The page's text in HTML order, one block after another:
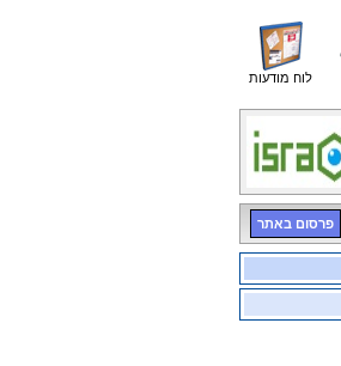
לוח מודעות
פרסום באתר